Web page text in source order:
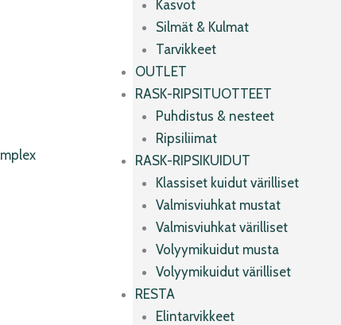
Kasvot
Silmät & Kulmat
Tarvikkeet
OUTLET
RASK-RIPSITUOTTEET
Puhdistus & nesteet
Ripsiliimat
RASK-RIPSIKUIDUT
Klassiset kuidut värilliset
Valmisviuhkat mustat
Valmisviuhkat värilliset
Volyymikuidut musta
Volyymikuidut värilliset
RESTA
Elintarvikkeet